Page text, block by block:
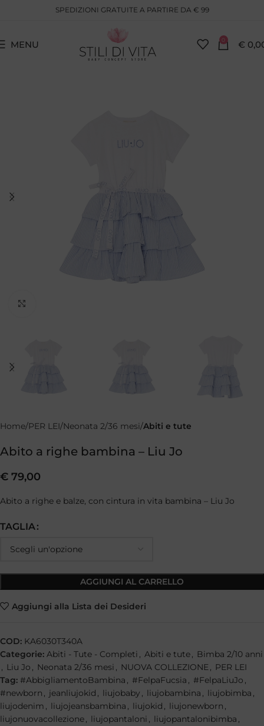
SPEDIZIONI GRATUITE A PARTIRE DA € 99
MENU 0 €
Home PER LEI Neonata 2/36 mesi Abiti e tute
Abito a righe bambina – Liu Jo
€ 79,00
Abito a righe e balze, con cintura in vita bambina – Liu Jo
TAGLIA
AGGIUNGI AL CARRELLO
Aggiungi alla Lista dei Desideri
COD: KA6030T340A
Categorie: Abiti - Tute - Completi , Abiti e tute, Bimba 2/10 anni
, Liu Jo , Neonata 2/36 mesi , NUOVA COLLEZIONE, PER LEI
Tag: #AbbigliamentoBambina , #FelpaFucsia , #FelpaLiuJo ,
#newborn , jeanliujokid , liujobaby , liujobambina , liujobimba ,
liujodenim , liujojeansbambina , liujokid , liujonewborn ,
liujonuovacollezione, liujopantaloni , liujopantalonibimba ,